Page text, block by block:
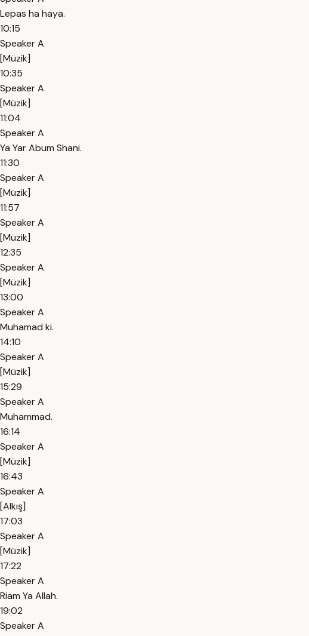
Lepas ha haya.
10:15
Speaker A
[Müzik]
10:35
Speaker A
[Müzik]
11:04
Speaker A
Ya Yar Abum Shani.
11:30
Speaker A
[Müzik]
11:57
Speaker A
[Müzik]
12:35
Speaker A
[Müzik]
13:00
Speaker A
Muhamad ki.
14:10
Speaker A
[Müzik]
15:29
Speaker A
Muhammad.
16:14
Speaker A
[Müzik]
16:43
Speaker A
[Alkış]
17:03
Speaker A
[Müzik]
17:22
Speaker A
Riam Ya Allah.
19:02
Speaker A